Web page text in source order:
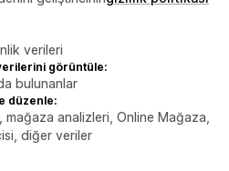
verileri
görüntüle:
bulunanlar
düzenle:
mağaza analizleri, Online Mağaza,
diğer veriler